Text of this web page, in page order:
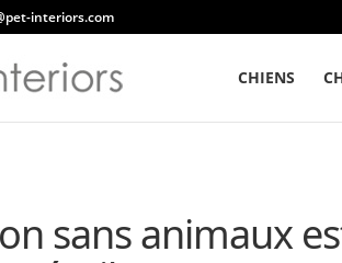
interiors.com
CHIENS
sans animaux